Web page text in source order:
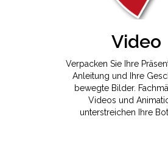
Video
Verpacken Sie Ihre
Anleitung und Ihre
bewegte Bilder.
Videos und
unterstreichen Ihre